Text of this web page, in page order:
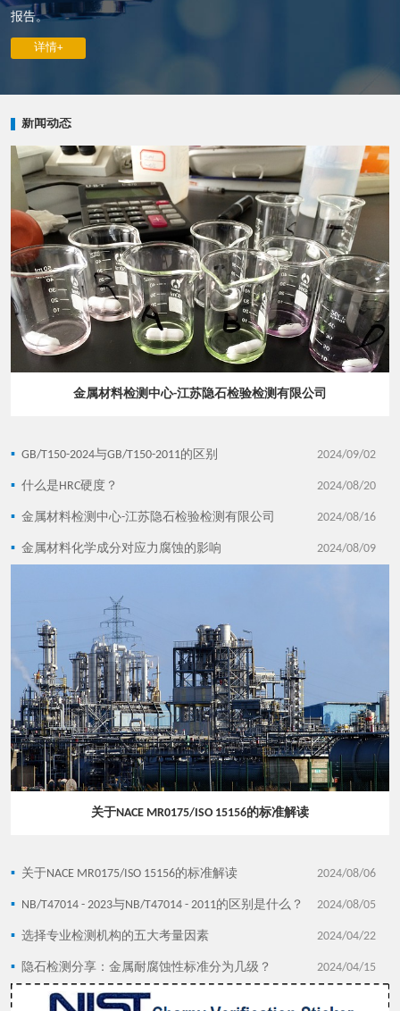
报告。
详情+
新闻动态
金属材料检测中心-江苏隐石检验检测有限公司
2024/09/02
▪ GB/T150-2024与GB/T150-2011的区别
2024/08/20
▪ 什么是HRC硬度？
2024/08/16
▪ 金属材料检测中心-江苏隐石检验检测有限公司
2024/08/09
▪ 金属材料化学成分对应力腐蚀的影响
关于NACE MR0175/ISO 15156的标准解读
2024/08/06
▪ 关于NACE MR0175/ISO 15156的标准解读
2024/08/05
▪ NB/T47014 - 2023与NB/T47014 - 2011的区别是什么？
2024/04/22
▪ 选择专业检测机构的五大考量因素
2024/04/15
▪ 隐石检测分享：金属耐腐蚀性标准分为几级？